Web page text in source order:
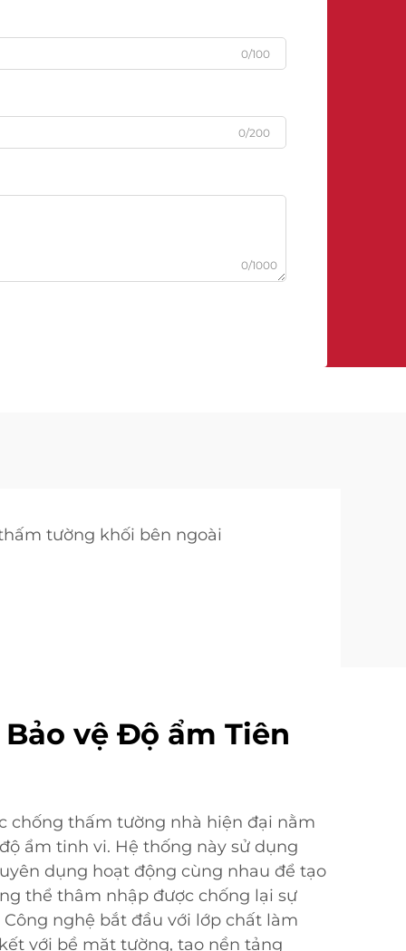
0/100
0/200
0/1000
tường khối bên ngoài
vệ Độ ẩm Tiên
chống thấm tường nhà hiện đại nằm
ẩm tinh vi. Hệ thống này sử dụng
dụng hoạt động cùng nhau để tạo
thể thâm nhập được chống lại sự
nghệ bắt đầu với lớp chất làm
với bề mặt tường, tạo nền tảng